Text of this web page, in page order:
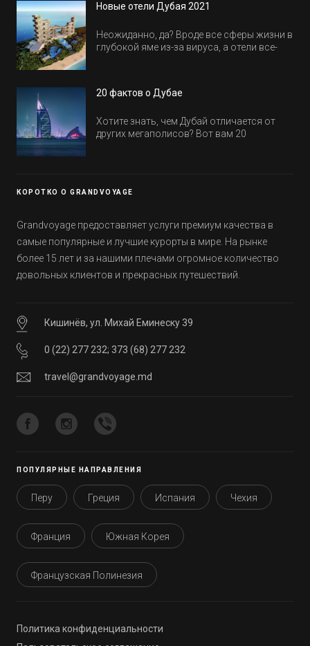
Новые отели Дубая 2021
Неожиданно, да? Вроде все сферы жизни в
глубокой яме из-за вируса, а отели все-
обычно на первые заезды дают промо-
20 фактов о Дубае
Хотите знать, чем Дубай отличается от
других мегаполисов? Вот вам 20
КОРОТКО О GRANDVOYAGE
Grandvoyage предоставляет услуги премиум качества в
самые популярные и лучшие курорты в мире. На рынке
более 15 лет и за нашими плечами огромное количество
довольных клиентов и прекрасных путешествий.
Кишинёв, ул. Михай Еминеску 39
0 (22) 277 232; 373 (68) 277 232
travel@grandvoyage.md
ПОПУЛЯРНЫЕ НАПРАВЛЕНИЯ
Перу Греция Испания Чехия
Франция Южная Корея
Французская Полинезия
Политика конфиденциальности